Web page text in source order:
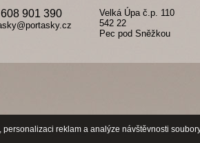
608 901 390
Velká Úpa č.p. 110
542 22
Pec pod Sněžkou
reklam a analýze návštěvnosti